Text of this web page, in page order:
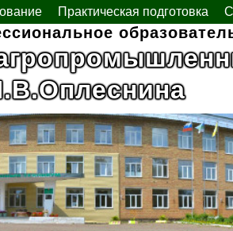
Практическая подготовка